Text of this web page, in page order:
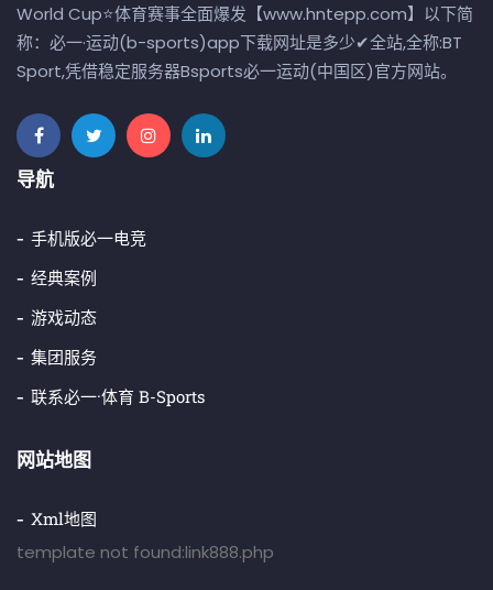
World Cup⭐体育赛事全面爆发【www.hntepp.com】以下简
称：必一·运动(b-sports)app下载网址是多少✔全站,全称:BT
Sport,凭借稳定服务器Bsports必一运动(中国区)官方网站。
导航
手机版必一电竞
经典案例
游戏动态
集团服务
联系必一·体育 B-Sports
网站地图
Xml地图
template not found:link888.php